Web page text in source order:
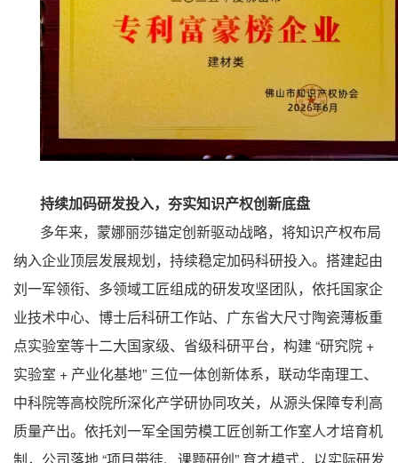
持续加码研发投入，夯实知识产权创新底盘
多年来，蒙娜丽莎锚定创新驱动战略，将知识产权布局
纳入企业顶层发展规划，持续稳定加码科研投入。搭建起由
刘一军领衔、多领域工匠组成的研发攻坚团队，依托国家企
业技术中心、博士后科研工作站、广东省大尺寸陶瓷薄板重
点实验室等十二大国家级、省级科研平台，构建 “研究院 +
实验室 + 产业化基地” 三位一体创新体系，联动华南理工、
中科院等高校院所深化产学研协同攻关，从源头保障专利高
质量产出。依托刘一军全国劳模工匠创新工作室人才培育机